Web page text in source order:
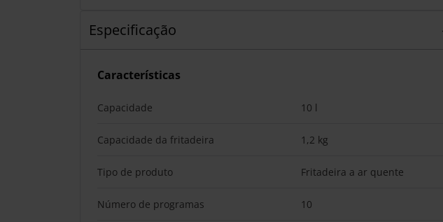
Especificação
Características
Capacidade 10 l
Capacidade da fritadeira 1,2 kg
Tipo de produto Fritadeira a ar quente
Número de programas 10